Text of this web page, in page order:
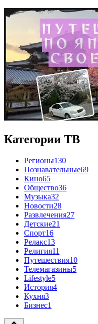
Категории ТВ
Регионы130
Познавательные69
Кино65
Общество36
Музыка32
Новости28
Развлечения27
Детские21
Спорт16
Релакс13
Религия11
Путешествия10
Телемагазины5
Lifestyle5
История4
Кухня3
Бизнес1